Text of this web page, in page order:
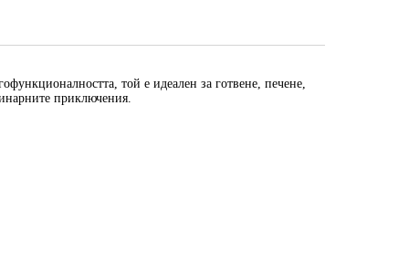
той е идеален за готвене, печене,
приключения.